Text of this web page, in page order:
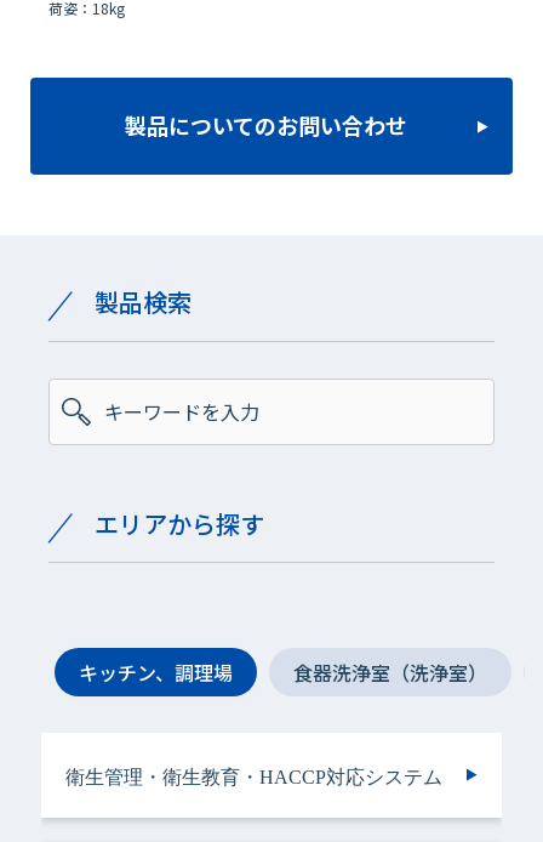
荷姿：18kg
製品についてのお問い合わせ
製品検索
エリアから探す
キッチン、調理場 食器洗浄室（洗浄室）
衛生管理・衛生教育・HACCP対応システム
手指衛生用
手指衛生用
衛生管理・衛生教育・HACCP対応システム
手指衛生用
ヘアケア＆ボディケア用
衣類用
手指衛生用
手指衛生用
手指衛生用